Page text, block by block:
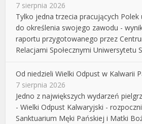
7 sierpnia 2026
Tylko jedna trzecia pracujących
do określenia swojego zawodu -
raportu przygotowanego przez
Relacjami Społecznymi Uniwersytetu
Od niedzieli Wielki Odpust w Kalwarii
7 sierpnia 2026
Jedno z największych wydarzeń
- Wielki Odpust Kalwaryjski -
Sanktuarium Męki Pańskiej i Matki